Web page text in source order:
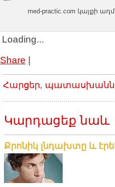
med-practic.com կայքի
Loading...
Share |
Հարցեր,
Կարդացեք նաև
Քրոնիկ լնդախտը և